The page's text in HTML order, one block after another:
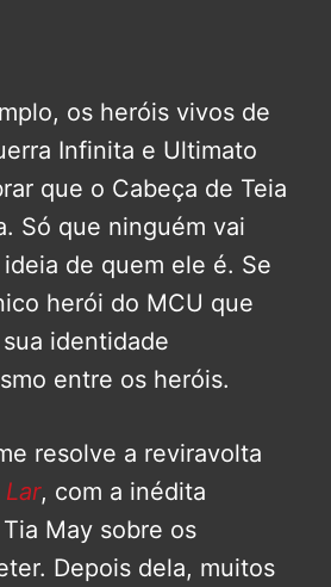
os heróis vivos de
Infinita e Ultimato
que o Cabeça de Teia
Só que ninguém vai
de quem ele é. Se
herói do MCU que
identidade
entre os heróis.
resolve a reviravolta
, com a inédita
May sobre os
Depois dela, muitos